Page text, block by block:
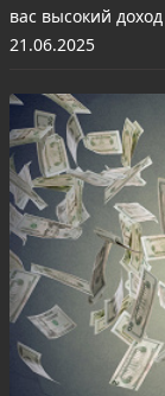
вас высокий доход
21.06.2025